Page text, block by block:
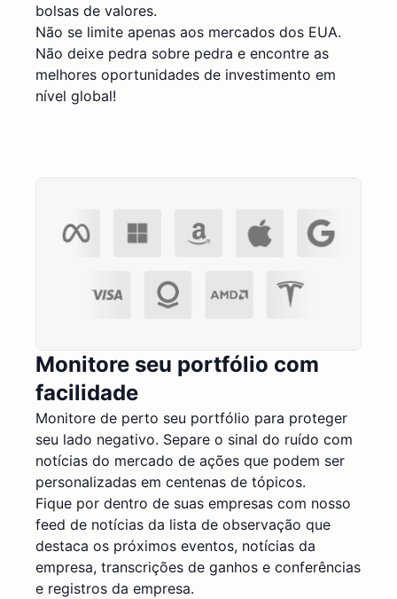
bolsas de valores.
Não se limite apenas aos mercados dos EUA.
Não deixe pedra sobre pedra e encontre as
melhores oportunidades de investimento em
nível global!
Monitore seu portfólio com
facilidade
Monitore de perto seu portfólio para proteger
seu lado negativo. Separe o sinal do ruído com
notícias do mercado de ações que podem ser
personalizadas em centenas de tópicos.
Fique por dentro de suas empresas com nosso
feed de notícias da lista de observação que
destaca os próximos eventos, notícias da
empresa, transcrições de ganhos e conferências
e registros da empresa.